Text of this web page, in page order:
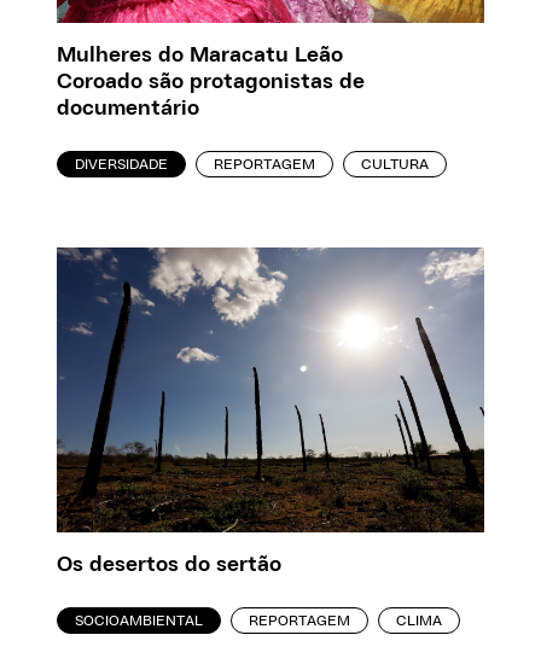
Mulheres do Maracatu Leão
Coroado são protagonistas de
documentário
DIVERSIDADE REPORTAGEM CULTURA
Os desertos do sertão
SOCIOAMBIENTAL REPORTAGEM CLIMA